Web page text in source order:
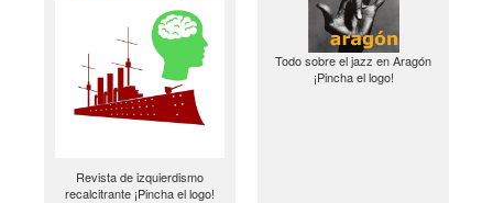
Revista de izquierdismo
recalcitrante ¡Pincha el logo!
Todo sobre el jazz en Aragón
¡Pincha el logo!